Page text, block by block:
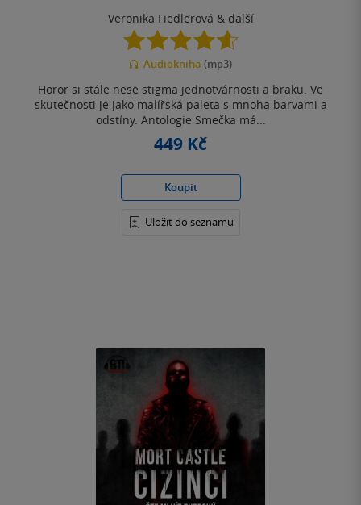
Veronika Fiedlerová & další
4.6
z
5
Audiokniha (mp3)
Horor si stále nese stigma jednotvárnosti a braku. Ve
skutečnosti je jako malířská paleta s mnoha barvami a
odstíny. Antologie Smečka má...
449 Kč
Koupit
Uložit do seznamu